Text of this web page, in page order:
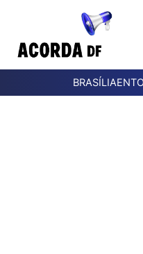
BRASÍLIA